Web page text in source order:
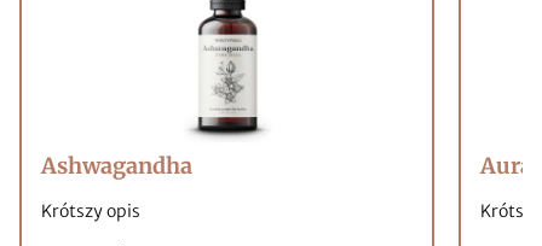
Ashwagandha
Krótszy opis
Aura